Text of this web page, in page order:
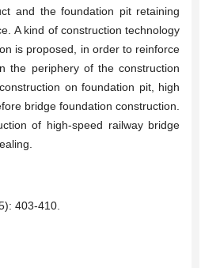
and the foundation pit retaining
A kind of construction technology
is proposed, in order to reinforce
the periphery of the construction
on foundation pit, high
bridge foundation construction.
of high-speed railway bridge
403-410.